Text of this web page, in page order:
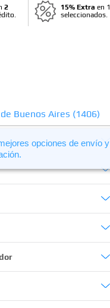
2
15% Extra en
seleccionados.
Buenos Aires (1406)
profesional